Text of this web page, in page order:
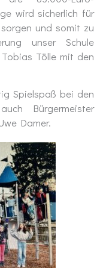
wird sicherlich für
und somit zu
unser Schule
Tölle mit den
Spielspaß bei den
Bürgermeister
Damer.